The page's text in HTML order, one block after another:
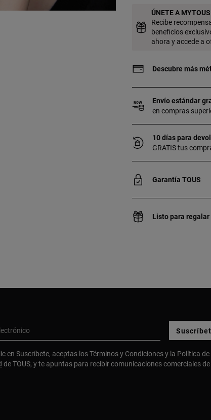
ÚNETE A MYTOUS
Recibe
beneficios
ahora y accede a
Descubre más
Envío estándar
en compras
10 días para
GRATIS tus
Garantía TOUS
Listo para regalar
en Suscríbete, aceptas losTérminos y Condicionesy la Política de
de TOUS, y te apuntas para recibir comunicaciones comerciales de